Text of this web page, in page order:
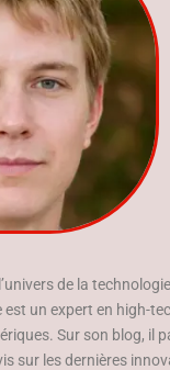
de la
un expert en high-
Sur son blog, il
sur les dernières